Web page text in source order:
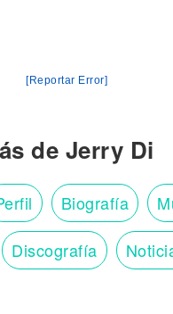
[Reportar Error]
de Jerry Di
Biografía
Discografía